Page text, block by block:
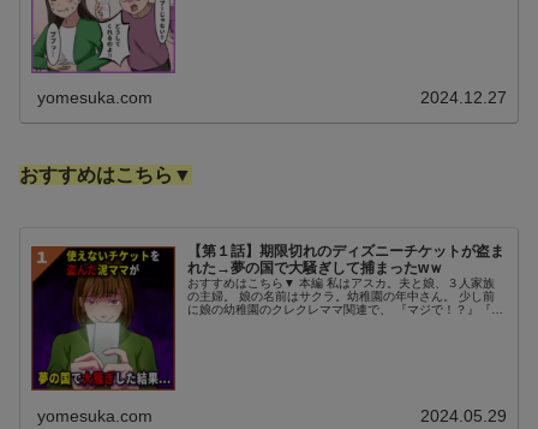
yomesuka.com 2024.12.27
おすすめはこちら▼
【第１話】期限切れのディズニーチケットが盗ま
れた→夢の国で大騒ぎして捕まったwｗ
おすすめはこちら▼ 本編 私はアスカ。夫と娘、３人家族
の主婦。 娘の名前はサクラ。幼稚園の年中さん。 少し前
に娘の幼稚園のクレクレママ関連で、 『マジで！？』『正
yomesuka.com 2024.05.29